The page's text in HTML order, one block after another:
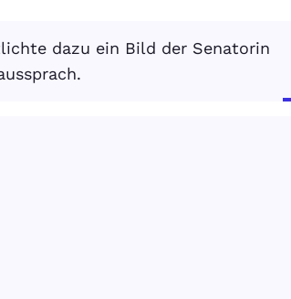
dazu ein Bild der Senatorin